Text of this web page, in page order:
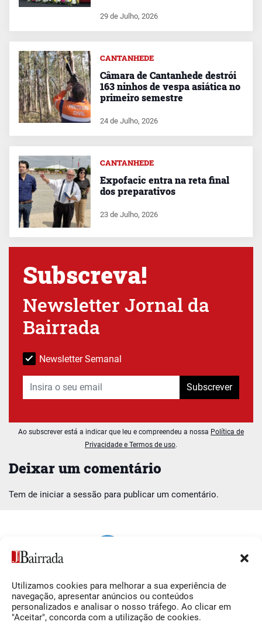
Utilizamos cookies para melhorar a sua experiência de
navegação, apresentar anúncios ou conteúdos
personalizados e analisar o nosso tráfego. Ao clicar em
"Aceitar", concorda com a utilização de cookies.
Deixar um comentário
Tem de iniciar a sessão para publicar um comentário.
29 de Julho, 2026
CANTANHEDE
Câmara de Cantanhede destrói
163 ninhos de vespa asiática no
primeiro semestre
24 de Julho, 2026
CANTANHEDE
Expofacic entra na reta final
dos preparativos
23 de Julho, 2026
Subscreva!
Newsletter Jornal da
Bairrada
Newsletter Semanal
Subscrever
Ao subscrever está a indicar que leu e compreendeu a nossa Política de
Privacidade e Termos de uso.
Siga-nos
Facebook
O Jornal da Bairrada
Contactos